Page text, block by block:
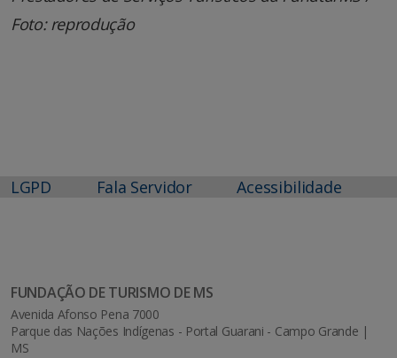
Foto: reprodução
LGPD Fala Servidor Acessibilidade
FUNDAÇÃO DE TURISMO DE MS
Avenida Afonso Pena 7000
Parque das Nações Indígenas - Portal Guarani - Campo Grande |
MS